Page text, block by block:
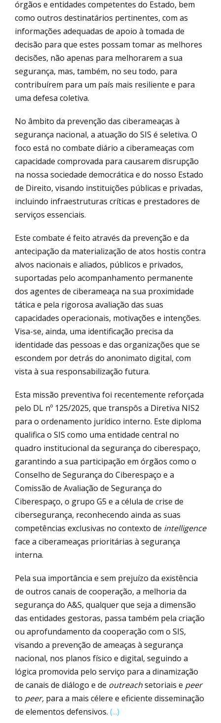
órgãos e entidades competentes do Estado, bem
como outros destinatários pertinentes, com as
informações adequadas de apoio à tomada de
decisão para que estes possam tomar as melhores
decisões, não apenas para melhorarem a sua
segurança, mas, também, no seu todo, para
contribuírem para um país mais resiliente e para
uma defesa coletiva.
No âmbito da prevenção das ciberameaças à
segurança nacional, a atuação do SIS é seletiva. O
foco está no combate diário a ciberameaças com
capacidade comprovada para causarem disrupção
na nossa sociedade democrática e do nosso Estado
de Direito, visando instituições públicas e privadas,
incluindo infraestruturas críticas e prestadores de
serviços essenciais.
Este combate é feito através da prevenção e da
antecipação da materialização de atos hostis contra
alvos nacionais e aliados, públicos e privados,
suportadas pelo acompanhamento permanente
dos agentes de ciberameaça na sua proximidade
tática e pela rigorosa avaliação das suas
capacidades operacionais, motivações e intenções.
Visa-se, ainda, uma identificação precisa da
identidade das pessoas e das organizações que se
escondem por detrás do anonimato digital, com
vista à sua responsabilização futura.
Esta missão preventiva foi recentemente reforçada
pelo DL nº 125/2025, que transpôs a Diretiva NIS2
para o ordenamento jurídico interno. Este diploma
qualifica o SIS como uma entidade central no
quadro institucional da segurança do ciberespaço,
garantindo a sua participação em órgãos como o
Conselho de Segurança do Ciberespaço e a
Comissão de Avaliação de Segurança do
Ciberespaço, o grupo G5 e a célula de crise de
cibersegurança, reconhecendo ainda as suas
competências exclusivas no contexto de intelligence
face a ciberameaças prioritárias à segurança
interna.
Pela sua importância e sem prejuízo da existência
de outros canais de cooperação, a melhoria da
segurança do A&S, qualquer que seja a dimensão
das entidades gestoras, passa também pela criação
ou aprofundamento da cooperação com o SIS,
visando a prevenção de ameaças à segurança
nacional, nos planos físico e digital, seguindo a
lógica promovida pelo serviço para a dinamização
de canais de diálogo e de outreachsetoriais e peer
to peer, para a mais célere e eficiente disseminação
de elementos defensivos. (...)